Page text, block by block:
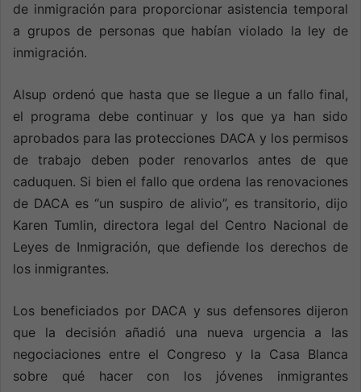
de inmigración para proporcionar asistencia temporal
a grupos de personas que habían violado la ley de
inmigración.
Alsup ordenó que hasta que se llegue a un fallo final,
el programa debe continuar y los que ya han sido
aprobados para las protecciones DACA y los permisos
de trabajo deben poder renovarlos antes de que
caduquen. Si bien el fallo que ordena las renovaciones
de DACA es “un suspiro de alivio”, es transitorio, dijo
Karen Tumlin, directora legal del Centro Nacional de
Leyes de Inmigración, que defiende los derechos de
los inmigrantes.
Los beneficiados por DACA y sus defensores dijeron
que la decisión añadió una nueva urgencia a las
negociaciones entre el Congreso y la Casa Blanca
sobre qué hacer con los jóvenes inmigrantes